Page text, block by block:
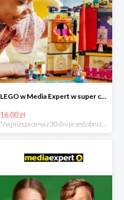
LEGO w Media Expert w super cenach!
16.00 zł